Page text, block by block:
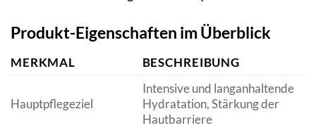
Produkt-Eigenschaften im Überblick
MERKMAL BESCHREIBUNG
Hauptpflegeziel
Intensive und langanhaltende
Hydratation, Stärkung der
Hautbarriere